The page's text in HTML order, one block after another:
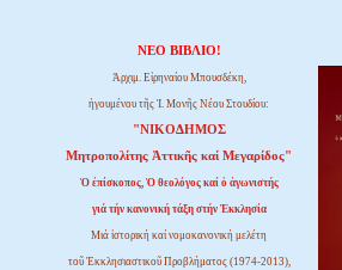
ΝΕΟ ΒΙΒΛΙΟ!
Ἀρχιμ. Εἰρηναίου Μπουσδέκη,
ἡγουμένου τῆς Ἱ. Μονῆς Νέου Στουδίου:
"ΝΙΚΟΔΗΜΟΣ
Μητροπολίτης Ἀττικῆς καί Μεγαρίδος"
Ὁ ἐπίσκοπος, Ὁ θεολόγος καί ὁ ἀγωνιστής
γιά τήν κανονική τάξη στήν Ἐκκλησία
Μιά ἱστορική καί νομοκανονική μελέτη
τοῦ Ἐκκλησιαστικοῦ Προβλήματος (1974-2013),